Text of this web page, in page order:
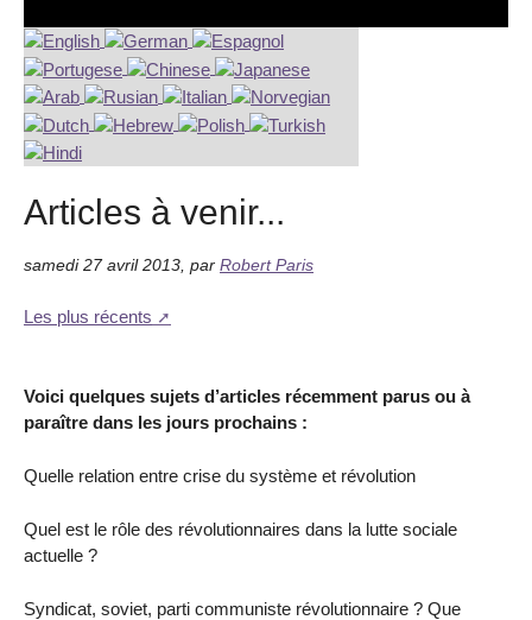
Articles à venir...
samedi 27 avril 2013 par Robert Paris
Les plus récents
Voici quelques sujets d’articles récemment parus ou à
paraître dans les jours prochains :
Quelle relation entre crise du système et révolution
Quel est le rôle des révolutionnaires dans la lutte sociale
actuelle ?
Syndicat, soviet, parti communiste révolutionnaire ? Que